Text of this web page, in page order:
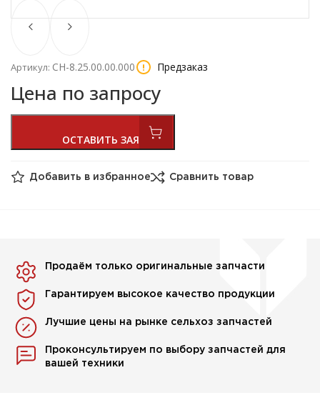
Артикул: СН-8.25.00.00.000 Предзаказ
Цена по запросу
Добавить в избранное Сравнить товар
Продаём только оригинальные запчасти
Гарантируем высокое качество продукции
Лучшие цены на рынке сельхоз запчастей
Проконсультируем по выбору запчастей для
вашей техники